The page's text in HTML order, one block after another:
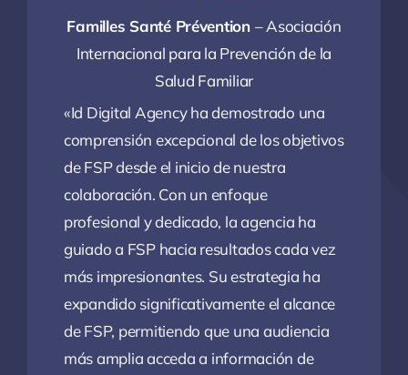
Familles Santé Prévention – Asociación
Internacional para la Prevención de la
Salud Familiar
«Id Digital Agency ha demostrado una
comprensión excepcional de los objetivos
de FSP desde el inicio de nuestra
colaboración. Con un enfoque
profesional y dedicado, la agencia ha
guiado a FSP hacia resultados cada vez
más impresionantes. Su estrategia ha
expandido significativamente el alcance
de FSP, permitiendo que una audiencia
más amplia acceda a información de